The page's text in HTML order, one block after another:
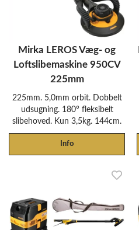
Mirka LEROS Væg- og
Loftslibemaskine 950CV
225mm
225mm. 5,0mm orbit. Dobbelt
udsugning. 180° fleksibelt
slibehoved. Kun 3,5kg. 144cm.
Info